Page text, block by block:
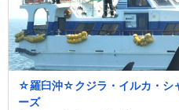
☆羅臼沖☆クジラ・イルカ・シ
ーズ